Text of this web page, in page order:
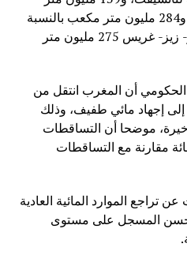
مكعب بالنسبة لسوس ماسة، و284 مليون متر مكعب بالنسبة
لدرعة واد نون، فيما سجل كير- زيز- غريس 275 مليون متر
أن المغرب انتقل من
إجهاد مائي طفيف، وذلك
موضحا أن التساقطات
أقل بـ25 في المائة مقارنة مع التساقطات
الموارد المائية العادية
التحسن المسجل على مستوى